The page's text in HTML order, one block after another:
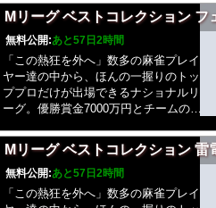
レの栄光を目指して戦う。Mリーグ
2025-26では、新たに「EARTH
JETS(アースジェッツ)」がチームに加
わり、新Mリーガー7名、10チーム総
勢40名でのシーズンとなる。
Mリーグ ベストコレクション フ
無料公開:あと57日2時間
「この熱狂を外へ」数多の麻雀プレイ
ヤー達の中から、ほんの一握りのトッ
ププロだけが出場できるナショナルリ
ーグ。優勝賞金7000万円とチームの威
レの栄光を目指して戦う。Mリーグ
2025-26では、新たに「EARTH
JETS(アースジェッツ)」がチームに加
わり、新Mリーガー7名、10チーム総
勢40名でのシーズンとなる。
Mリーグ ベストコレクション 雷
無料公開:あと57日2時間
「この熱狂を外へ」数多の麻雀プレイ